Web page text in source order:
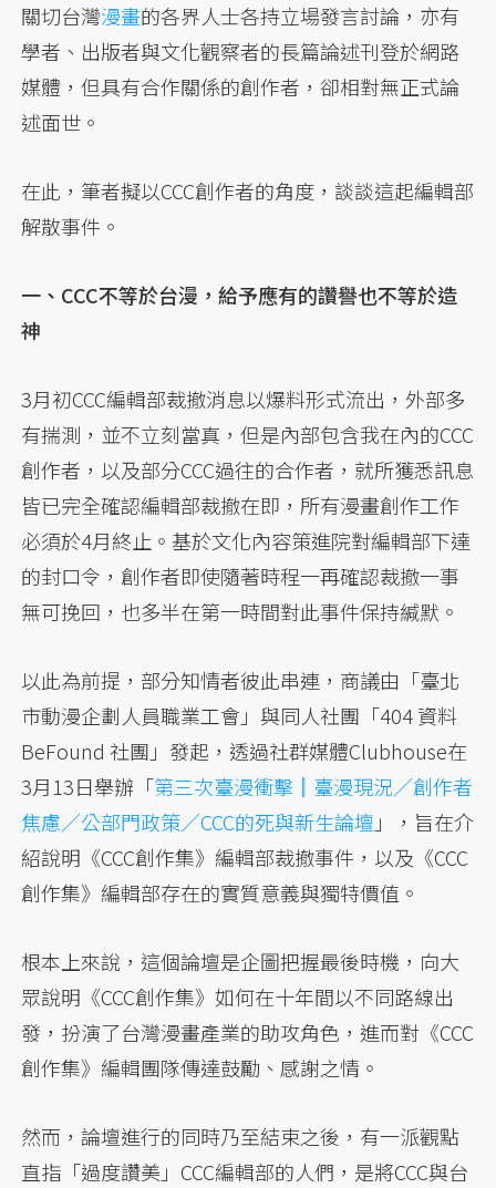
關切台灣漫畫的各界人士各持立場發言討論，亦有
學者、出版者與文化觀察者的長篇論述刊登於網路
媒體，但具有合作關係的創作者，卻相對無正式論
述面世。
在此，筆者擬以CCC創作者的角度，談談這起編輯部
解散事件。
一、CCC不等於台漫，給予應有的讚譽也不等於造
神
3月初CCC編輯部裁撤消息以爆料形式流出，外部多
有揣測，並不立刻當真，但是內部包含我在內的CCC
創作者，以及部分CCC過往的合作者，就所獲悉訊息
皆已完全確認編輯部裁撤在即，所有漫畫創作工作
必須於4月終止。基於文化內容策進院對編輯部下達
的封口令，創作者即使隨著時程一再確認裁撤一事
無可挽回，也多半在第一時間對此事件保持緘默。
以此為前提，部分知情者彼此串連，商議由「臺北
市動漫企劃人員職業工會」與同人社團「404 資料
BeFound 社團」發起，透過社群媒體Clubhouse在
3月13日舉辦「第三次臺漫衝擊║臺漫現況／創作者
焦慮／公部門政策／CCC的死與新生論壇 」，旨在介
紹說明《CCC創作集》編輯部裁撤事件，以及《CCC
創作集》編輯部存在的實質意義與獨特價值。
根本上來說，這個論壇是企圖把握最後時機，向大
眾說明《CCC創作集》如何在十年間以不同路線出
發，扮演了台灣漫畫產業的助攻角色，進而對《CCC
創作集》編輯團隊傳達鼓勵、感謝之情。
然而，論壇進行的同時乃至結束之後，有一派觀點
直指「過度讚美」CCC編輯部的人們，是將CCC與台